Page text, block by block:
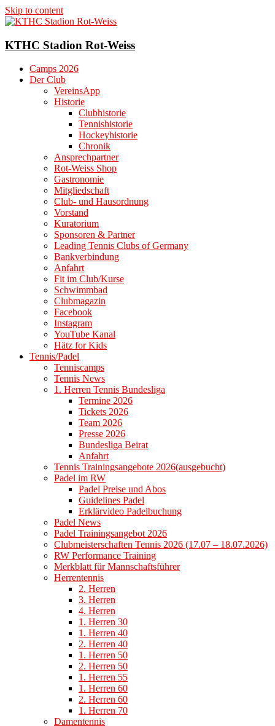
Skip to content
KTHC Stadion Rot-Weiss
Camps 2026
Der Club
VereinsApp
Historie
Clubhistorie
Tennishistorie
Hockeyhistorie
Chronik
Ansprechpartner
Rot-Weiss Shop
Gastronomie
Mitgliedschaft
Club- und Hausordnung
Vorstand
Kuratorium
Sponsoren & Partner
Leading Tennis Clubs of Germany
Bankverbindung
Anfahrt
Fit im Club/Kurse
Schwimmbad
Clubmagazin
Facebook
Instagram
YouTube Kanal
Hätz for Kids
Tennis/Padel
Tenniscamps
Tennis News
1. Herren Tennis Bundesliga
Termine 2026
Tickets 2026
Team 2026
Presse 2026
Bundesliga Beirat
Anfahrt
Tennis Trainingsangebote 2026(ausgebucht)
Padel im RW
Padel Preise und Abos
Guidelines Padel
Erklärvideo Padelbuchung
Padel News
Padel Trainingsangebot 2026
Clubmeisterschaften Tennis 2026 (17.07 – 18.07.2026)
RW Performance Training
Merkblatt für Mannschaftsführer
Herrentennis
2. Herren
3. Herren
4. Herren
1. Herren 30
1. Herren 40
2. Herren 40
1. Herren 50
2. Herren 50
1. Herren 55
1. Herren 60
2. Herren 60
1. Herren 70
Damentennis